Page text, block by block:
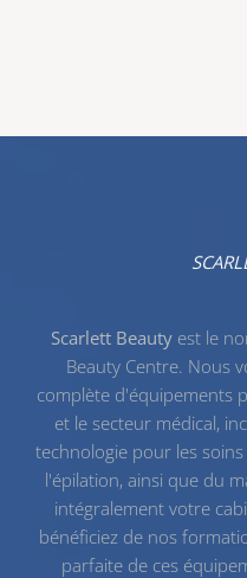
Scarlett Beauty est le
Beauty Centre. Nous
complète d'équipements
et le secteur médical,
technologie pour les
l'épilation, ainsi que du
intégralement votre
bénéficiez de nos
parfaite de ces